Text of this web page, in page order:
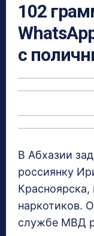
102
с
В Абхазии
россиянку
наркотиков.
службе МВД